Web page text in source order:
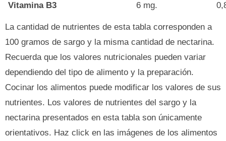
Vitamina B3
6 mg.
La cantidad de nutrientes de esta tabla corresponden a
100 gramos de sargo y la misma cantidad de nectarina.
Recuerda que los valores nutricionales pueden variar
dependiendo del tipo de alimento y la preparación.
Cocinar los alimentos puede modificar los valores de sus
nutrientes. Los valores de nutrientes del sargo y la
nectarina presentados en esta tabla son únicamente
orientativos. Haz click en las imágenes de los alimentos